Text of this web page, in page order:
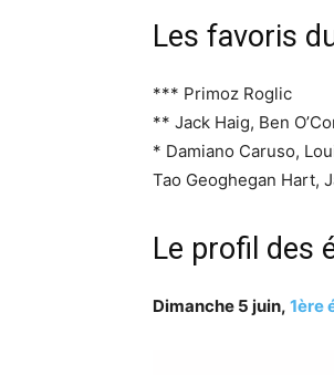
Les favoris
*** Primoz Roglic
** Jack Haig, Ben
* Damiano Caruso,
Tao Geoghegan Hart,
Le profil des
Dimanche 5 juin, 1ère